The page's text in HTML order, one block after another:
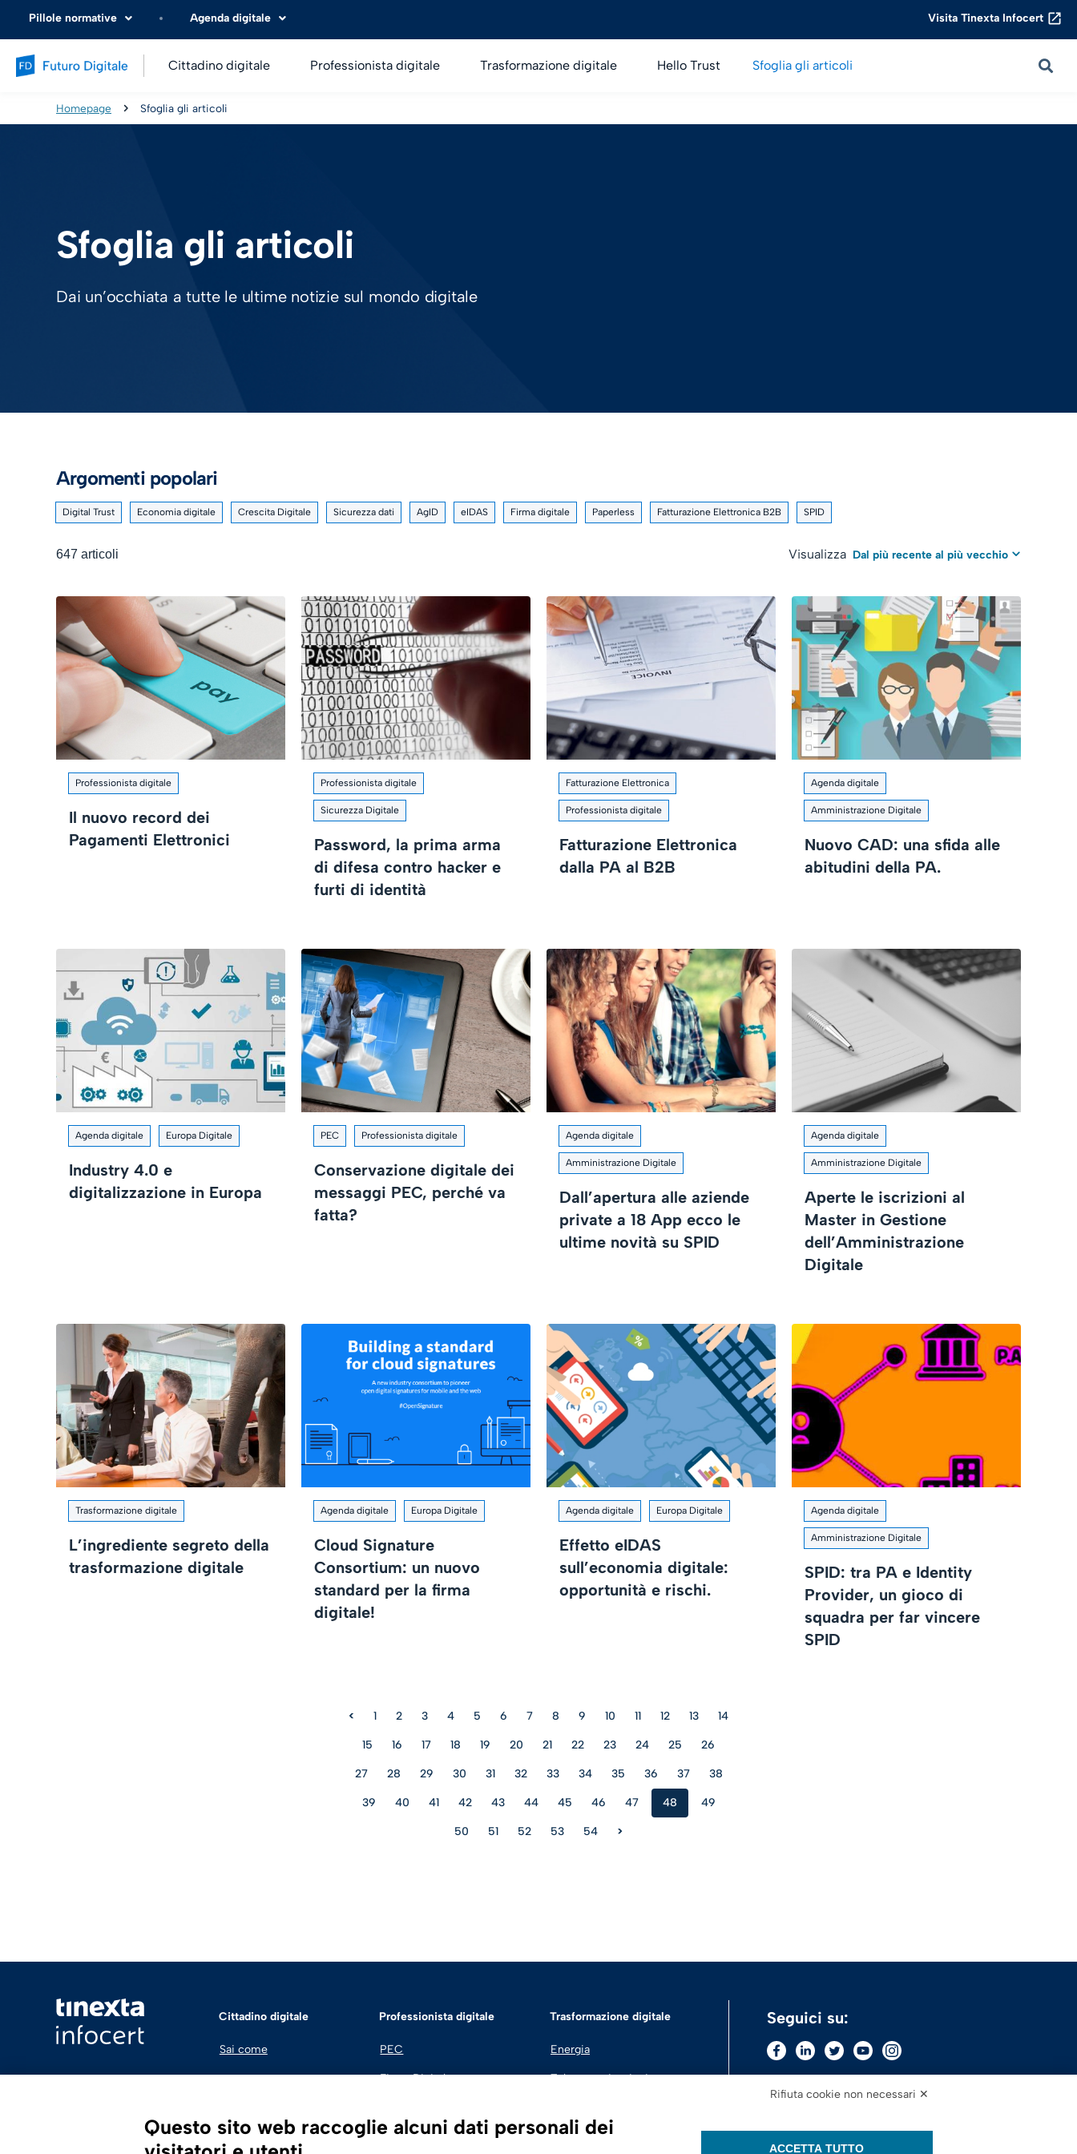
Pillole normative Agenda digitale Visita Tinexta Infocert
Cittadino digitale Professionista digitale Trasformazione digitale Hello Trust Sfoglia gli articoli
Homepage Sfoglia gli articoli
Sfoglia gli articoli
Dai un’occhiata a tutte le ultime notizie sul mondo digitale
Argomenti popolari
Digital Trust Economia digitale Crescita Digitale Sicurezza dati AgID eIDAS Firma digitale Paperless Fatturazione Elettronica B2B SPID
647 articoli Visualizza Dal più recente al più vecchio
Professionista digitale
Il nuovo record dei
Pagamenti Elettronici
Professionista digitale
Sicurezza Digitale
Password, la prima arma
di difesa contro hacker e
furti di identità
Fatturazione Elettronica
Professionista digitale
Fatturazione Elettronica
dalla PA al B2B
Agenda digitale
Amministrazione Digitale
Nuovo CAD: una sfida alle
abitudini della PA.
Agenda digitale Europa Digitale
Industry 4.0 e
digitalizzazione in Europa
PEC Professionista digitale
Conservazione digitale dei
messaggi PEC, perché va
fatta?
Agenda digitale
Amministrazione Digitale
Dall’apertura alle aziende
private a 18 App ecco le
ultime novità su SPID
Agenda digitale
Amministrazione Digitale
Aperte le iscrizioni al
Master in Gestione
dell’Amministrazione
Digitale
Trasformazione digitale
L’ingrediente segreto della
trasformazione digitale
Agenda digitale Europa Digitale
Cloud Signature
Consortium: un nuovo
standard per la firma
digitale!
Agenda digitale Europa Digitale
Effetto eIDAS
sull’economia digitale:
opportunità e rischi.
Agenda digitale
Amministrazione Digitale
SPID: tra PA e Identity
Provider, un gioco di
squadra per far vincere
SPID
< 1 2 3 4 5 6 7 8 9 10 11 12 13 14
15 16 17 18 19 20 21 22 23 24 25 26
27 28 29 30 31 32 33 34 35 36 37 38
39 40 41 42 43 44 45 46 47 48 49
50 51 52 53 54 >
Cittadino digitale
Sai come
Professionista digitale
PEC
Firma Digitale
SPID | Identità Digitale
Trasformazione digitale
Energia
Telecomunicazioni
Seguici su:
Rifiuta cookie non necessari ✕
Questo sito web raccoglie alcuni dati personali dei
ACCETTA TUTTO